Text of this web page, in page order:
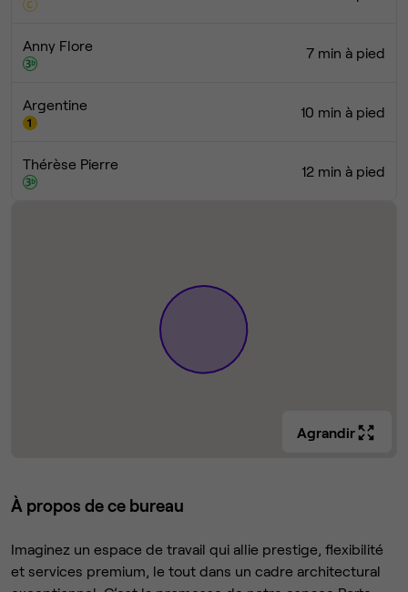
Anny Flore 7 min à pied
Argentine 10 min à pied
Thérèse Pierre 12 min à pied
Agrandir
À propos de ce bureau
Imaginez un espace de travail qui allie prestige, flexibilité
et services premium, le tout dans un cadre architectural